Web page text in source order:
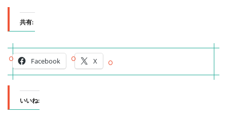
共有:
Facebook X
いいね: